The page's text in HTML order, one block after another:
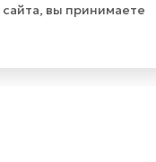
вы принимаете